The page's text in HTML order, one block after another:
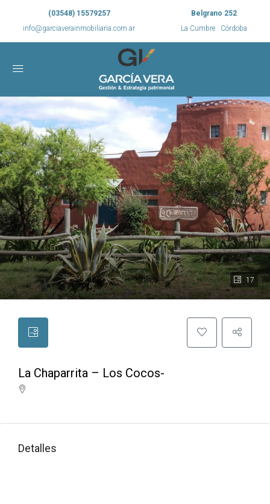
(03548) 15579257
info@garciaverainmobiliaria.com.ar
Belgrano 252
La Cumbre · Córdoba
17
La Chaparrita – Los Cocos-
Detalles